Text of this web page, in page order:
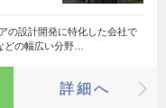
の設計開発に特化した会社で
どの幅広い分野…
詳細へ